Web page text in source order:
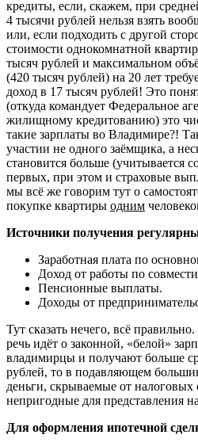
кредиты, если, скажем, при
4 тысячи рублей нельзя взять
или, если подходить с другой
стоимости однокомнатной
тысяч рублей и максимальном
(420 тысяч рублей) на 20 лет
доход в 17 тысяч рублей! Это
(откуда командует Федеральное
жилищному кредитованию) это
такие зарплаты во Владимире?!
участии не одного заёмщика, а
становится больше (учитывается
первых, при этом и страховые
мы всё же говорим тут о
покупке квартиры одним
Источники получения
Заработная плата по
Доход от работы по
Пенсионные выплаты.
Доходы от
Тут сказать нечего, всё
речь идёт о законной, «белой»
владимирцы и получают больше
рублей, то в подавляющем
деньги, скрываемые от налоговых
непригодные для представления
Для оформления ипотечной